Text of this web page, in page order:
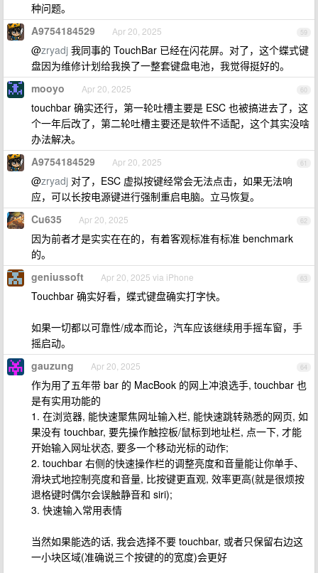
种问题。
59
A9754184529 Apr 20, 2025
@zryadj 我同事的 TouchBar 已经在闪花屏。对了，这个蝶式键
盘因为维修计划给我换了一整套键盘电池，我觉得挺好的。
60
mooyo Apr 20, 2025
touchbar 确实还行，第一轮吐槽主要是 ESC 也被搞进去了，这
个一年后改了，第二轮吐槽主要还是软件不适配，这个其实没啥
办法解决。
61
A9754184529 Apr 20, 2025
@zryadj 对了，ESC 虚拟按键经常会无法点击，如果无法响
应，可以长按电源键进行强制重启电脑。立马恢复。
62
Cu635 Apr 20, 2025
因为前者才是实实在在的，有着客观标准有标准 benchmark
的。
63
geniussoft Apr 20, 2025 via iPhone
Touchbar 确实好看，蝶式键盘确实打字快。
如果一切都以可靠性/成本而论，汽车应该继续用手摇车窗，手
摇启动。
64
gauzung Apr 20, 2025
作为用了五年带 bar 的 MacBook 的网上冲浪选手, touchbar 也
是有实用功能的
1. 在浏览器, 能快速聚焦网址输入栏, 能快速跳转熟悉的网页, 如
果没有 touchbar, 要先操作触控板/鼠标到地址栏, 点一下, 才能
开始输入网址状态, 要多一个移动光标的动作;
2. touchbar 右侧的快速操作栏的调整亮度和音量能让你单手、
滑块式地控制亮度和音量, 比按键更直观, 效率更高(就是很烦按
退格键时偶尔会误触静音和 siri);
3. 快速输入常用表情
当然如果能选的话, 我会选择不要 touchbar, 或者只保留右边这
一小块区域(准确说三个按键的的宽度)会更好